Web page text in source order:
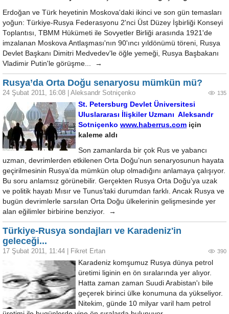
Erdoğan ve Türk heyetinin Moskova'daki ikinci ve son gün temasları
yoğun: Türkiye-Rusya Federasyonu 2'nci Üst Düzey İşbirliği Konseyi
Toplantısı, TBMM Hükümeti ile Sovyetler Birliği arasında 1921'de
imzalanan Moskova Antlaşması'nın 90'ıncı yıldönümü töreni, Rusya
Devlet Başkanı Dimitri Medvedev'le öğle yemeği, Rusya Başbakanı
Vladimir Putin'le görüşme... →
Rusya’da Orta Doğu senaryosu mümkün mü?
24 Şubat 2011, 16:08 Aleksandr Sotniçenko 135
St. Petersburg Devlet Üniversitesi
Uluslararası İlişkiler Uzmanı Aleksandr
Sotniçenko www.haberrus.com için
kaleme aldı
Son zamanlarda bir çok Rus ve yabancı
uzman, devrimlerden etkilenen Orta Doğu’nun senaryosunun hayata
geçirilmesinin Rusya’da mümkün olup olmadığını anlamaya çalışıyor.
Bu soru anlamsız görünebilir. Gerçekten Rusya Orta Doğu’ya uzak
ve politik hayatı Mısır ve Tunus’taki durumdan farklı. Ancak Rusya ve
bugün devrimlerle sarsılan Orta Doğu ülkelerinin gelişmesinde yer
alan eğilimler birbirine benziyor. →
Türkiye-Rusya sondajları ve Karadeniz'in
geleceği...
17 Şubat 2011, 11:44 Fikret Ertan 390
Karadeniz komşumuz Rusya dünya petrol
üretimi liginin en ön sıralarında yer alıyor.
Hatta zaman zaman Suudi Arabistan'ı bile
geçerek birinci ülke konumuna da yükseliyor.
Nitekim, günde 10 milyar varil ham petrol